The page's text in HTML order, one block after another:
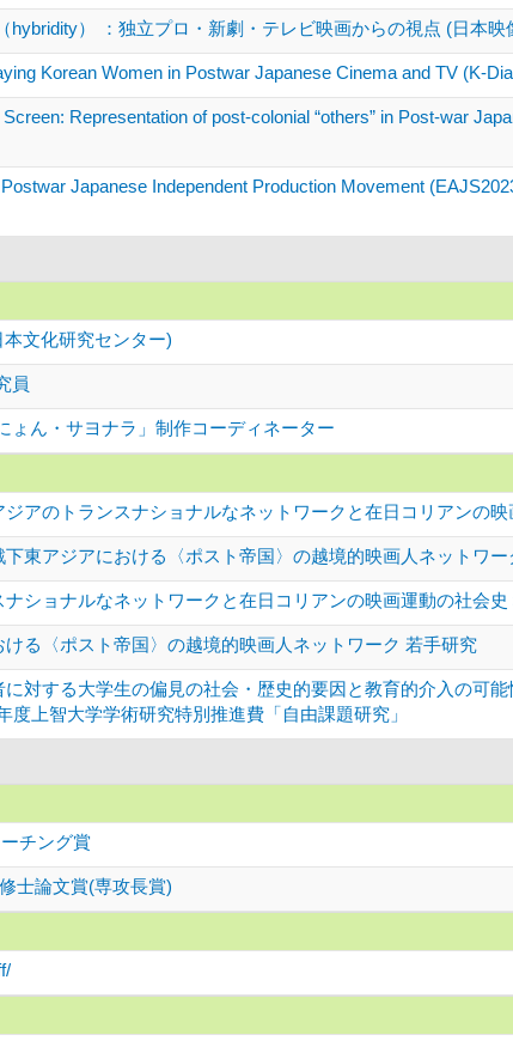
hybridity） ：独立プロ・新劇・テレビ映画からの視点 (日本映
Korean Women in Postwar Japanese Cinema and TV (K-
Screen: Representation of post-colonial “others” in Post-war
Japanese Independent Production Movement
文化研究センター)
員
ょん・サヨナラ」制作コーディネーター
ジアのトランスナショナルなネットワークと在日コリアンの
下東アジアにおける〈ポスト帝国〉の越境的映画人ネットワ
ショナルなネットワークと在日コリアンの映画運動の社会史
る〈ポスト帝国〉の越境的映画人ネットワーク 若手研究
対する大学生の偏見の社会・歴史的要因と教育的介入の可
度上智大学学術研究特別推進費「自由課題研究」
チング賞
士論文賞(専攻長賞)